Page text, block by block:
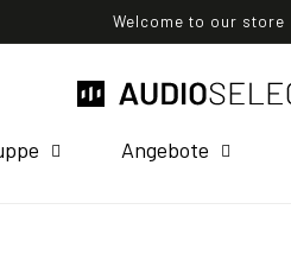
Welcome to our store
Angebote